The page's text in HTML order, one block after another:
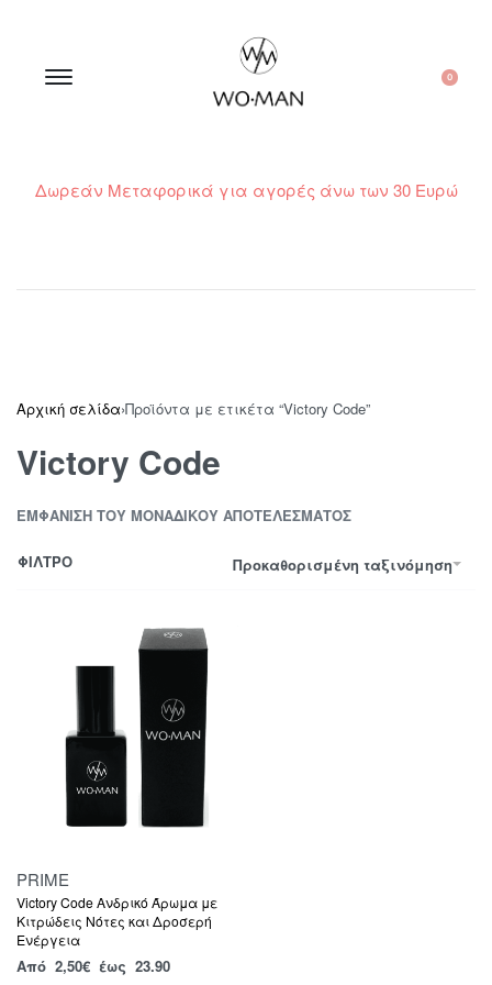
0
Δωρεάν Μεταφορικά για αγορές άνω των 30 Ευρώ
Αρχική σελίδα›Προϊόντα με ετικέτα “Victory Code”
Victory Code
ΕΜΦΆΝΙΣΗ ΤΟΥ ΜΟΝΑΔΙΚΟΎ ΑΠΟΤΕΛΈΣΜΑΤΟΣ
Προκαθορισμένη ταξινόμηση
ΦΙΛΤΡΟ
PRIME
Victory Code Ανδρικό Άρωμα με
Κιτρώδεις Νότες και Δροσερή
Ενέργεια
Από 2,50€ έως 23.90